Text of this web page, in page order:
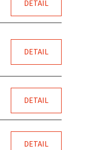
DETAIL
DETAIL
DETAIL
DETAIL